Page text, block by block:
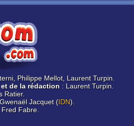
Philippe Mellot, Laurent Turpin.
de la rédaction : Laurent Turpin.
Ratier.
Jacquet (IDN).
Fred Fabre.